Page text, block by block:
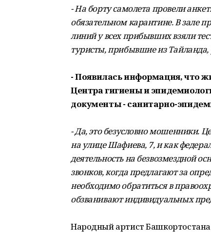
- На борту самолета провели
обязательном карантине. В зале
линий у всех прибывших взяли
туристы, прибывшие из
- Появилась информация, что
Центра гигиены и
документы - санитарно-
- Да, это безусловно мошенники.
на улице Шафиева, 7, и как
деятельность на безвозмездной
звонков, когда предлагают за
необходимо обратиться в
обзванивают индивидуальных
Народный артист